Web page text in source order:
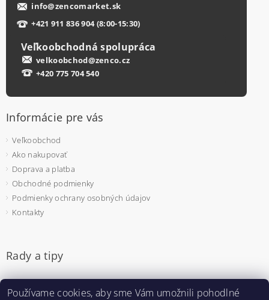
info@zencomarket.sk
+421 911 836 904 (8:00-15:30)
Veľkoobchodná spolupráca
velkoobchod@zenco.cz
+420 775 704 540
Informácie pre vás
Veľkoobchod
Ako nakupovať
Doprava a platba
Obchodné podmienky
Podmienky ochrany osobných údajov
Kontakty
Rady a tipy
Používame cookies, aby sme Vám umožnili pohodlné